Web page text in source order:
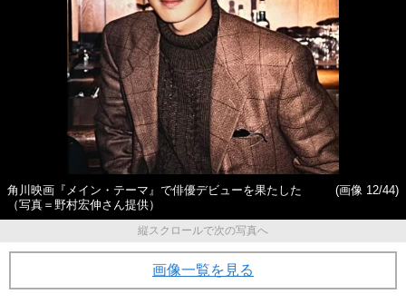
角川映画『メイン・テーマ』で俳優デビューを果たした
（写真＝野村宏伸さん提供）
(画像 12/44)
縦スクロールで次の写真へ
画像一覧を見る